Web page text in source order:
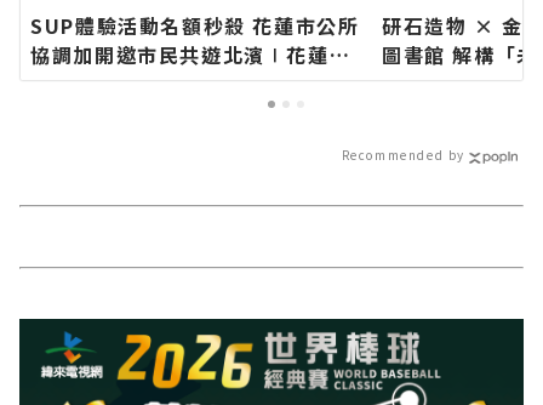
SUP體驗活動名額秒殺 花蓮市公所
協調加開邀市民共遊北濱∣花蓮新
聞網官方網站各類新聞－最快速的
今日新聞報導 最新的在地資訊！
研石造物 × 金
圖書館 解構「
花蓮新聞網官方
Recommended by